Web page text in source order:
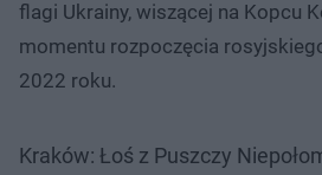
flagi Ukrainy, wiszącej na Kopcu
momentu rozpoczęcia
2022 roku.
Kraków: Łoś z Puszczy